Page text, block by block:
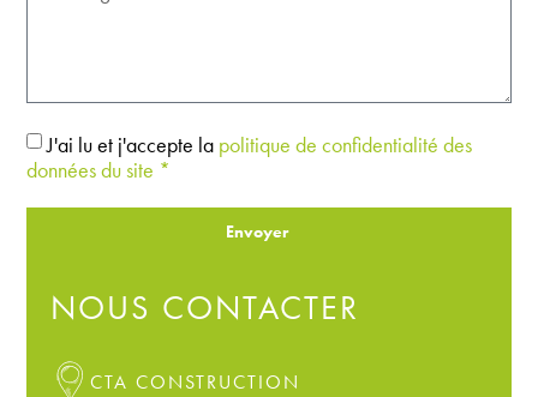
J'ai lu et j'accepte la politique de confidentialité des
données du site *
Envoyer
NOUS CONTACTER
CTA CONSTRUCTION